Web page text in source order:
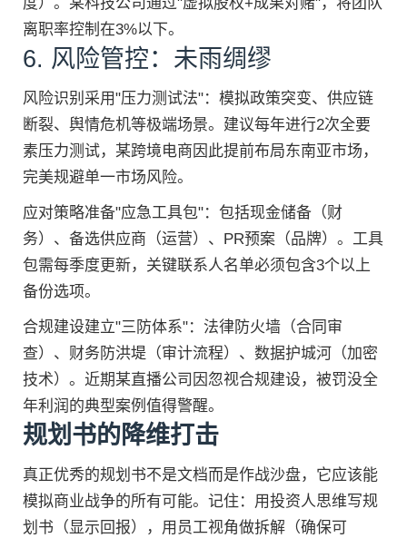
度）。某科技公司通过"虚拟股权+成果对赌"，将团队
离职率控制在3%以下。
6. 风险管控：未雨绸缪
风险识别采用"压力测试法"：模拟政策突变、供应链
断裂、舆情危机等极端场景。建议每年进行2次全要
素压力测试，某跨境电商因此提前布局东南亚市场，
完美规避单一市场风险。
应对策略准备"应急工具包"：包括现金储备（财
务）、备选供应商（运营）、PR预案（品牌）。工具
包需每季度更新，关键联系人名单必须包含3个以上
备份选项。
合规建设建立"三防体系"：法律防火墙（合同审
查）、财务防洪堤（审计流程）、数据护城河（加密
技术）。近期某直播公司因忽视合规建设，被罚没全
年利润的典型案例值得警醒。
规划书的降维打击
真正优秀的规划书不是文档而是作战沙盘，它应该能
模拟商业战争的所有可能。记住：用投资人思维写规
划书（显示回报），用员工视角做拆解（确保可